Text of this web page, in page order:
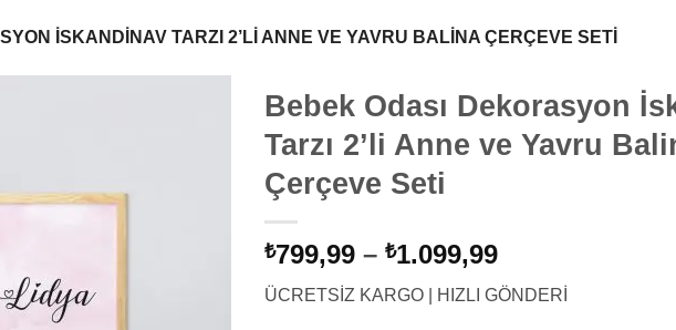
İSKANDINAV TARZI 2’LI ANNE VE YAVRU BALINA ÇERÇEVE SETI
Bebek Odası Dekorasyon
Tarzı 2’li Anne ve Yavru
Çerçeve Seti
₺799,99 – ₺1.099,99Fiyat
aralığı:
₺799,99
ÜCRETSİZ KARGO | HIZLI GÖNDERİ